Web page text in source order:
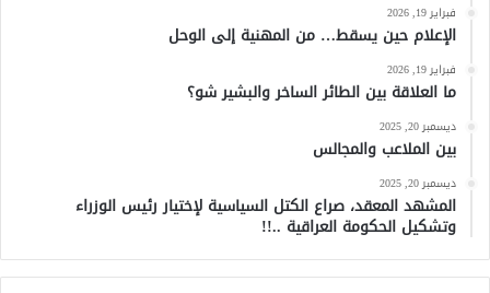
فبراير 19, 2026
الإعلام حين يسقط… من المهنية إلى الوحل
فبراير 19, 2026
ما العلاقة بين الطائر الساخر والبشير شو؟
ديسمبر 20, 2025
بين الملاعب والمجالس
ديسمبر 20, 2025
المشهد المعقد، صراع الكتل السياسية لإختيار رئيس الوزراء
وتشكيل الحكومة العراقية ..!!